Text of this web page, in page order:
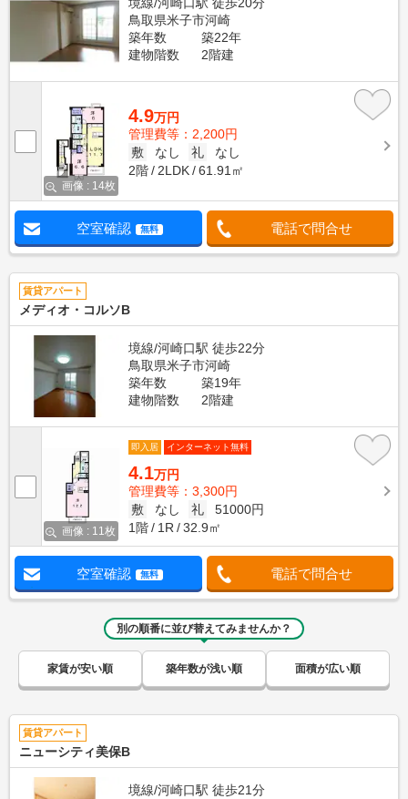
鳥取県米子市河崎
築年数
築22年
建物階数
2階建
画像 : 14枚
4.9万円
管理費等：2,200円
敷
なし 礼
なし
2階
2LDK 61.91㎡
空室確認 無料 電話で問合せ
賃貸アパート
メディオ・コルソB
境線/河崎口駅 徒歩22分
鳥取県米子市河崎
築年数
築19年
建物階数
2階建
画像 : 11枚
即入居 インターネット無料
4.1万円
管理費等：3,300円
敷
なし 礼
51000円
1階
1R 32.9㎡
空室確認 無料 電話で問合せ
別の順番に並び替えてみませんか？
家賃が安い順 築年数が浅い順 面積が広い順
賃貸アパート
ニューシティ美保B
境線/河崎口駅 徒歩21分